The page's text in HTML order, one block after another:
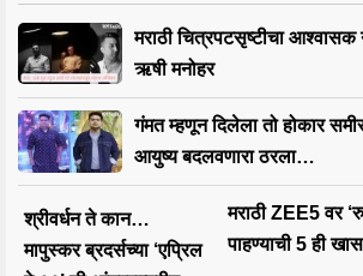
मराठी चित्रपटसृष्टीचा आश्वासक
ऋषी मनोहर
गंमत म्हणून दिलेला तो होकार
आयुष्य बदलवणारा ठरला…
श्रीवर्धन ते कान…
मापुस्कर ब्रदर्सच्या ‘एप्रिल
मराठी ZEE5 वर
पाहण्याची 5 ही